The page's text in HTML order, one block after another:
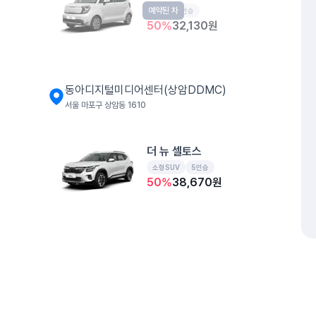
경형 5인승
50%32,130원
예약된 차
동아디지털미디어센터(상암DDMC)
서울 마포구 상암동 1610
더 뉴 셀토스
소형SUV 5인승
50%38,670원